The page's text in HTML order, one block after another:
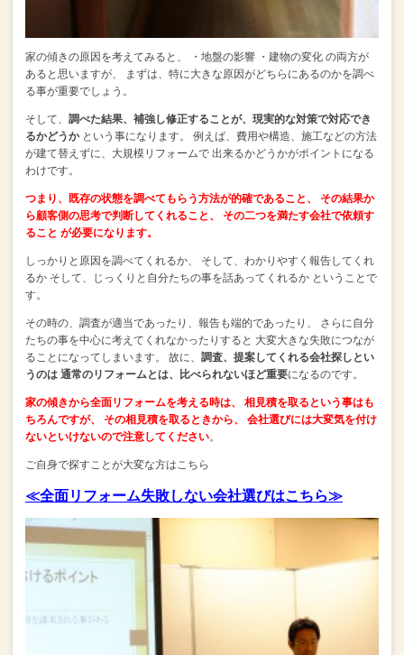
家の傾きの原因を考えてみると、 ・地盤の影響 ・建物の変化 の両方が
あると思いますが、
まずは、特に大きな原因がどちらにあるのかを調べ
る事が重要でしょう。
そして、 調べた結果、補強し修正することが、現実的な対策で対応でき
るかどうか という事になります。
例えば、費用や構造、施工などの方法
が建て替えずに、大規模リフォームで 出来るかどうかがポイントになる
わけです。
つまり、既存の状態を調べてもらう方法が的確であること、
その結果か
ら顧客側の思考で判断してくれること、
その二つを満たす会社で依頼す
ること が必要になります。
しっかりと原因を調べてくれるか、
そして、わかりやすく報告してくれ
るか そして、じっくりと自分たちの事を話あってくれるか ということで
す。
その時の、調査が適当であったり、報告も端的であったり、
さらに自分
たちの事を中心に考えてくれなかったりすると 大変大きな失敗につなが
ることになってしまいます。
故に、 調査、提案してくれる会社探しとい
うのは 通常のリフォームとは、比べられないほど重要になるのです。
家の傾きから全面リフォームを考える時は、
相見積を取るという事はも
ちろんですが、
その相見積を取るときから、
会社選びには大変気を付け
ないといけないので注意してください。
ご自身で探すことが大変な方はこちら
≪全面リフォーム失敗しない会社選びはこちら≫